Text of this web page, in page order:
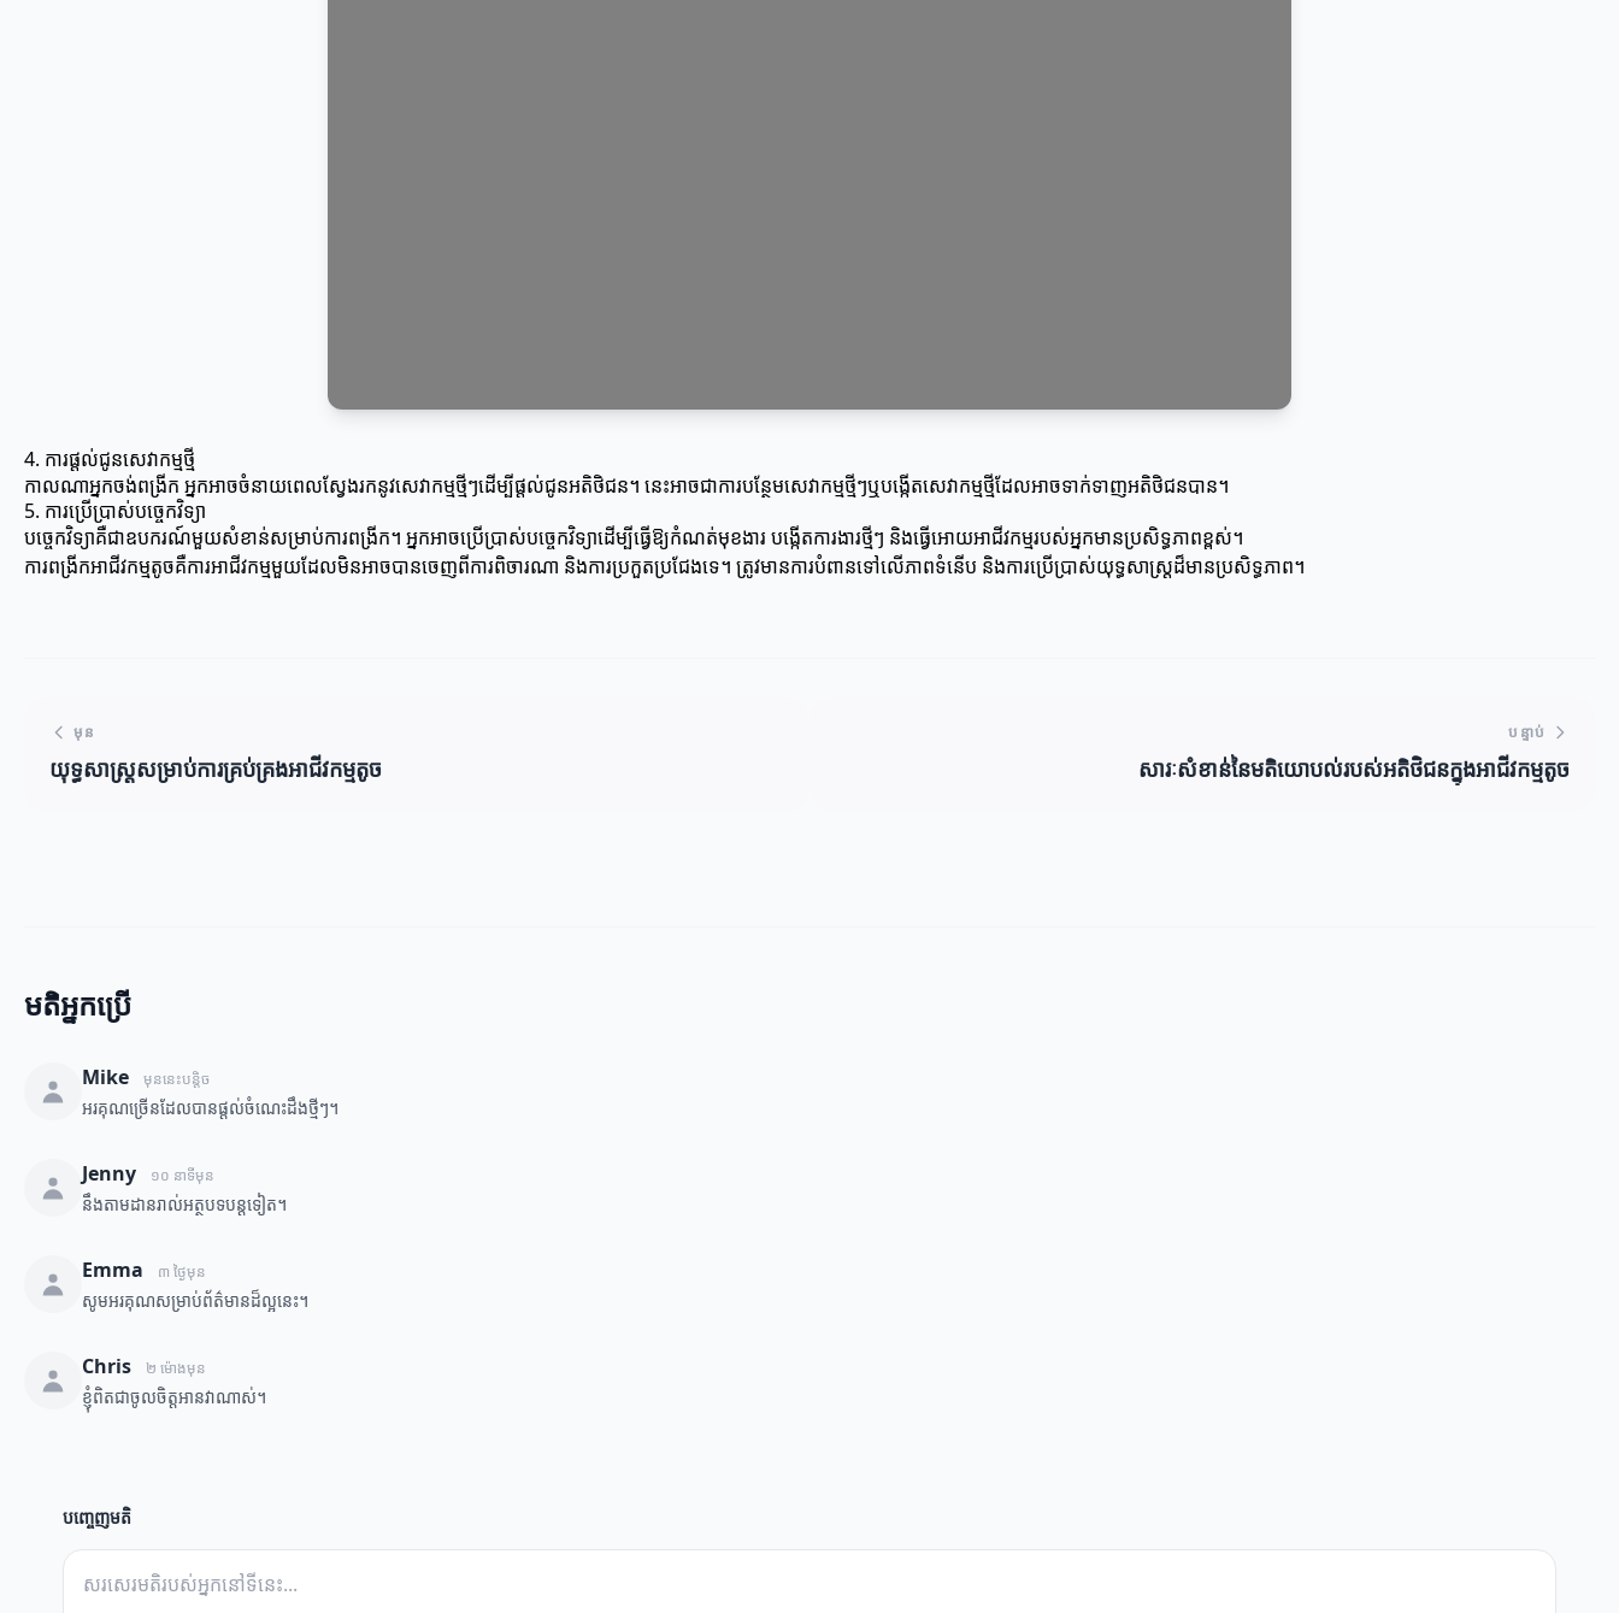
4. ការផ្តល់ជូនសេវាកម្មថ្មី
កាលណាអ្នកចង់ពង្រីក អ្នកអាចចំនាយពេលស្វែងរកនូវសេវាកម្មថ្មីៗដើម្បីផ្តល់ជូនអតិថិជន។ នេះអាចជាការបន្ថែមសេវាកម្មថ្មីៗឬបង្កើតសេវាកម្មថ្មីដែលអាចទាក់ទាញអតិថិជនបាន។
5. ការប្រើប្រាស់បច្ចេកវិទ្យា
បច្ចេកវិទ្យាគឺជាឧបករណ៍មួយសំខាន់សម្រាប់ការពង្រីក។ អ្នកអាចប្រើប្រាស់បច្ចេកវិទ្យាដើម្បីធ្វើឱ្យកំណត់មុខងារ បង្កើតការងារថ្មីៗ និងធ្វើអោយអាជីវកម្មរបស់អ្នកមានប្រសិទ្ធភាពខ្ពស់។
ការពង្រីកអាជីវកម្មតូចគឺការអាជីវកម្មមួយដែលមិនអាចបានចេញពីការពិចារណា និងការប្រកួតប្រជែងទេ។ ត្រូវមានការបំពានទៅលើភាពទំនើប និងការប្រើប្រាស់យុទ្ធសាស្ត្រដ៏មានប្រសិទ្ធភាព។
មុន
យុទ្ធសាស្ត្រសម្រាប់ការគ្រប់គ្រងអាជីវកម្មតូច
បន្ទាប់
សារៈសំខាន់នៃមតិយោបល់របស់អតិថិជនក្នុងអាជីវកម្មតូច
មតិអ្នកប្រើ
Mike មុននេះបន្តិច
អរគុណច្រើនដែលបានផ្តល់ចំណេះដឹងថ្មីៗ។
Jenny ១០ នាទីមុន
នឹងតាមដានរាល់អត្ថបទបន្តទៀត។
Emma ៣ ថ្ងៃមុន
សូមអរគុណសម្រាប់ព័ត៌មានដ៏ល្អនេះ។
Chris ២ ម៉ោងមុន
ខ្ញុំពិតជាចូលចិត្តអានវាណាស់។
បញ្ចេញមតិ